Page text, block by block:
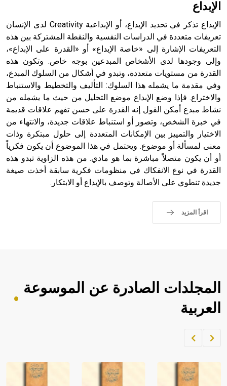
الإبداع
الإبداع تذكر في تحديد الإبداع، أو الإبداعية Creativity لدى الإنسان
تعريفات متعددة في الدراسات النفسية والنقطة المشتركة بين هذه
التعريفات الإشارة إلى «خاصة الإبداع» أو «القدرة على الإبداع»،
وإلى وجودها لدى الأشخاص المبدعين بوجه خاص. وتكون هذه
القدرة من مستويات متعددة، وتبدو في أشكال من السلوك المبدع،
وفي مقدمة ما يشمله هذا السلوك: التأليف والتخطيط والاستنباط
والاختراع. فإذا وضع الإبداع موضع التحليل من حيث ما يشمله من
نشاط مبدع أمكن القول إنه القدرة على حسن تفهم علاقات قديمة
في خبرة الشخص، وتصور أو استنباط علاقات جديدة، والانتهاء من
الاختيار والتمييز بين الإمكانات المتعددة إلى حلول مبتكرة وذات
معنى لمسألة أو موضوع. ويحتمل في هذا الموضوع أن يكون فكرياً
أو أن يكون متصلاً مباشرة بما هو مادي. من هذه الزاوية تبدو هذه
القدرة في نوع الانفكاك في منظومات فكرية سابقة أخذت صيغة
جديدة تنطوي على الأصالة وتوصف بالإبداع أو الابتكار.
اقرأ المزيد
المجلدات الصادرة عن الموسوعة
العربية